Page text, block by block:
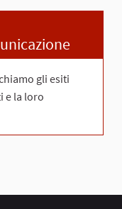
gli esiti
e la loro